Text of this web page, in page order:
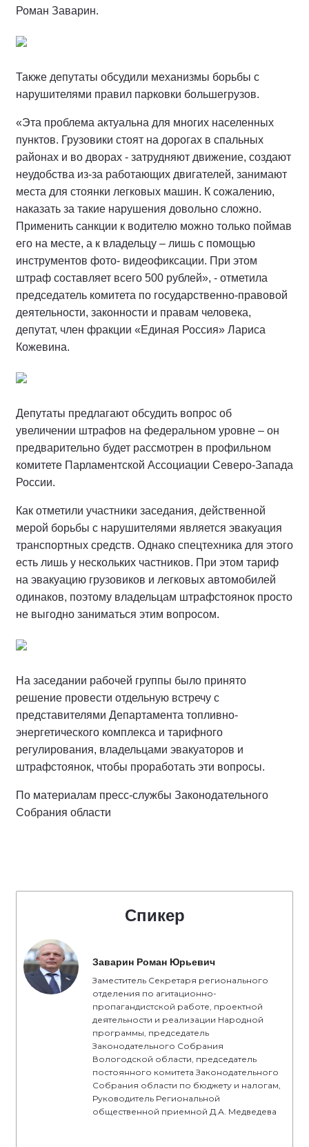
Роман Заварин.
Также депутаты обсудили механизмы борьбы с
нарушителями правил парковки большегрузов.
«Эта проблема актуальна для многих населенных
пунктов. Грузовики стоят на дорогах в спальных
районах и во дворах - затрудняют движение, создают
неудобства из-за работающих двигателей, занимают
места для стоянки легковых машин. К сожалению,
наказать за такие нарушения довольно сложно.
Применить санкции к водителю можно только поймав
его на месте, а к владельцу – лишь с помощью
инструментов фото- видеофиксации. При этом
штраф составляет всего 500 рублей», - отметила
председатель комитета по государственно-правовой
деятельности, законности и правам человека,
депутат, член фракции «Единая Россия» Лариса
Кожевина.
Депутаты предлагают обсудить вопрос об
увеличении штрафов на федеральном уровне – он
предварительно будет рассмотрен в профильном
комитете Парламентской Ассоциации Северо-Запада
России.
Как отметили участники заседания, действенной
мерой борьбы с нарушителями является эвакуация
транспортных средств. Однако спецтехника для этого
есть лишь у нескольких частников. При этом тариф
на эвакуацию грузовиков и легковых автомобилей
одинаков, поэтому владельцам штрафстоянок просто
не выгодно заниматься этим вопросом.
На заседании рабочей группы было принято
решение провести отдельную встречу с
представителями Департамента топливно-
энергетического комплекса и тарифного
регулирования, владельцами эвакуаторов и
штрафстоянок, чтобы проработать эти вопросы.
По материалам пресс-службы Законодательного
Собрания области
Спикер
Заварин Роман Юрьевич
Заместитель Секретаря регионального
отделения по агитационно-
пропагандистской работе, проектной
деятельности и реализации Народной
программы, председатель
Законодательного Собрания
Вологодской области, председатель
постоянного комитета Законодательного
Собрания области по бюджету и налогам,
Руководитель Региональной
общественной приемной Д.А. Медведева